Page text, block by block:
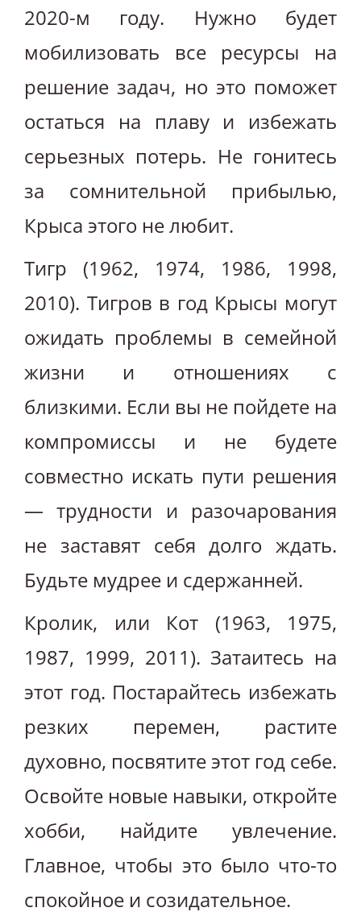
2020-м году. Нужно будет
мобилизовать все ресурсы на
решение задач, но это поможет
остаться на плаву и избежать
серьезных потерь. Не гонитесь
за сомнительной прибылью,
Крыса этого не любит.
Тигр (1962, 1974, 1986, 1998,
2010). Тигров в год Крысы могут
ожидать проблемы в семейной
жизни и отношениях с
близкими. Если вы не пойдете на
компромиссы и не будете
совместно искать пути решения
— трудности и разочарования
не заставят себя долго ждать.
Будьте мудрее и сдержанней.
Кролик, или Кот (1963, 1975,
1987, 1999, 2011). Затаитесь на
этот год. Постарайтесь избежать
резких перемен, растите
духовно, посвятите этот год себе.
Освойте новые навыки, откройте
хобби, найдите увлечение.
Главное, чтобы это было что-то
спокойное и созидательное.